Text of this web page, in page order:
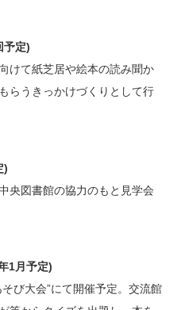
定)
けて紙芝居や絵本の読み聞か
らうきっかけづくりとして行
)
央図書館の協力のもと見学会
1月予定)
び大会”にて開催予定。交流館